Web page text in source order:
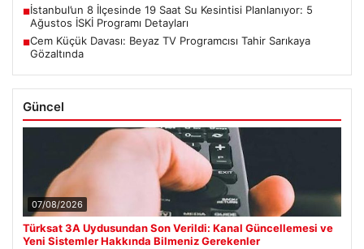
■İstanbul’un 8 İlçesinde 19 Saat Su Kesintisi Planlanıyor: 5
Ağustos İSKİ Programı Detayları
■Cem Küçük Davası: Beyaz TV Programcısı Tahir Sarıkaya
Gözaltında
Güncel
07/08/2026
Türksat 3A Uydusundan Son Verildi: Kanal Güncellemesi ve
Yeni Sistemler Hakkında Bilmeniz Gerekenler